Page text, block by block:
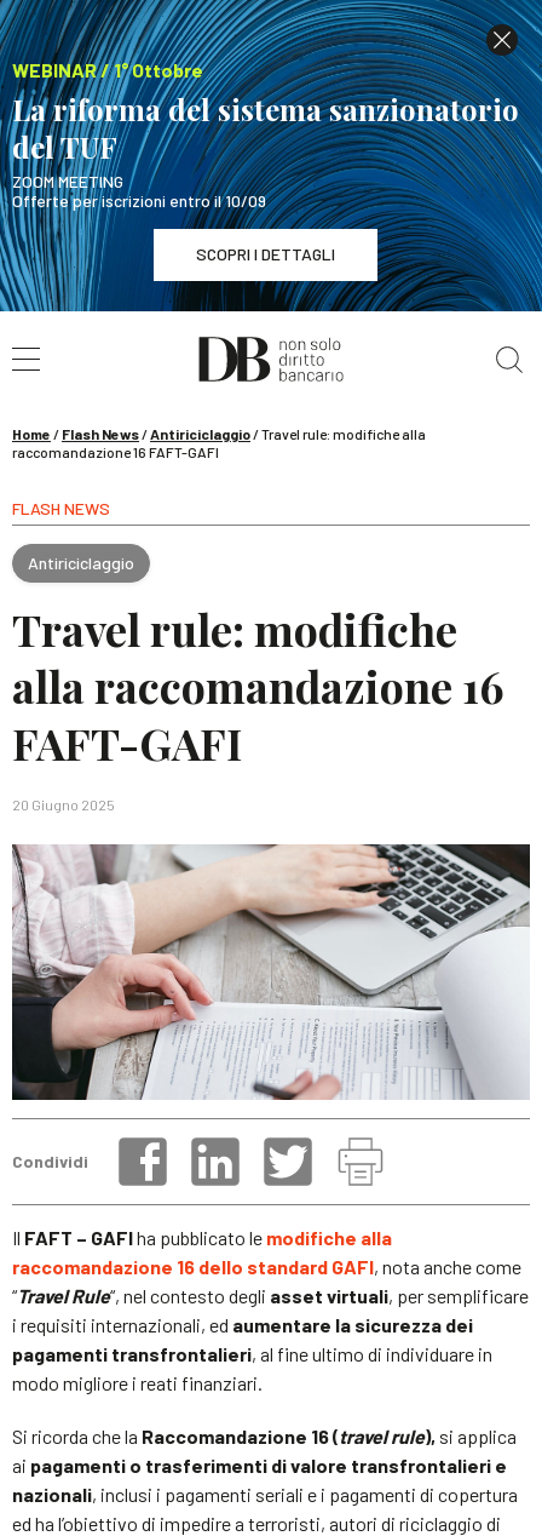
WEBINAR / 1° Ottobre
La riforma del sistema sanzionatorio
del TUF
ZOOM MEETING
Offerte per iscrizioni entro il 10/09
SCOPRI I DETTAGLI
WEBINAR / 1° Ottobre
La riforma del sistema sanzionatorio del TUF
Home / Flash News/Antiriciclaggio/Travel rule: modifiche alla
raccomandazione 16 FAFT-GAFI
FLASH NEWS
Antiriciclaggio
Travel rule: modifiche
alla raccomandazione 16
FAFT-GAFI
20 Giugno 2025
Condividi
Il FAFT – GAFIha pubblicato le modifiche alla
raccomandazione 16 dello standard GAFI, nota anche come
“Travel Rule“, nel contesto degli asset virtuali, per semplificare
i requisiti internazionali, ed aumentare la sicurezza dei
pagamenti transfrontalieri, al fine ultimo di individuare in
modo migliore i reati finanziari.
Si ricorda che la Raccomandazione 16 (travel rule), si applica
ai pagamenti o trasferimenti di valore transfrontalieri e
nazionali, inclusi i pagamenti seriali e i pagamenti di copertura
ed ha l’obiettivo di impedire a terroristi, autori di riciclaggio di